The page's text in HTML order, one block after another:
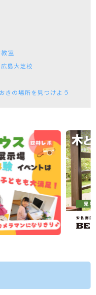
室
島大芝校
きの場所を見つけよう